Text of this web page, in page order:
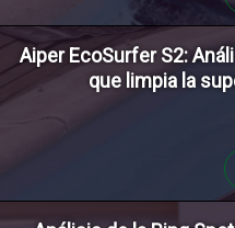
Aiper EcoSurfer S2:
que limpia la